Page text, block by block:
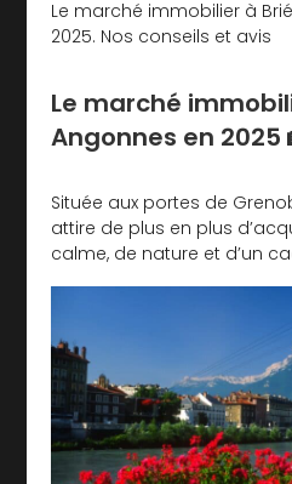
Le marché immobilier à
2025. Nos conseils et avis
Le marché
Angonnes en 2025
Située aux portes de
attire de plus en plus
calme, de nature et d’un